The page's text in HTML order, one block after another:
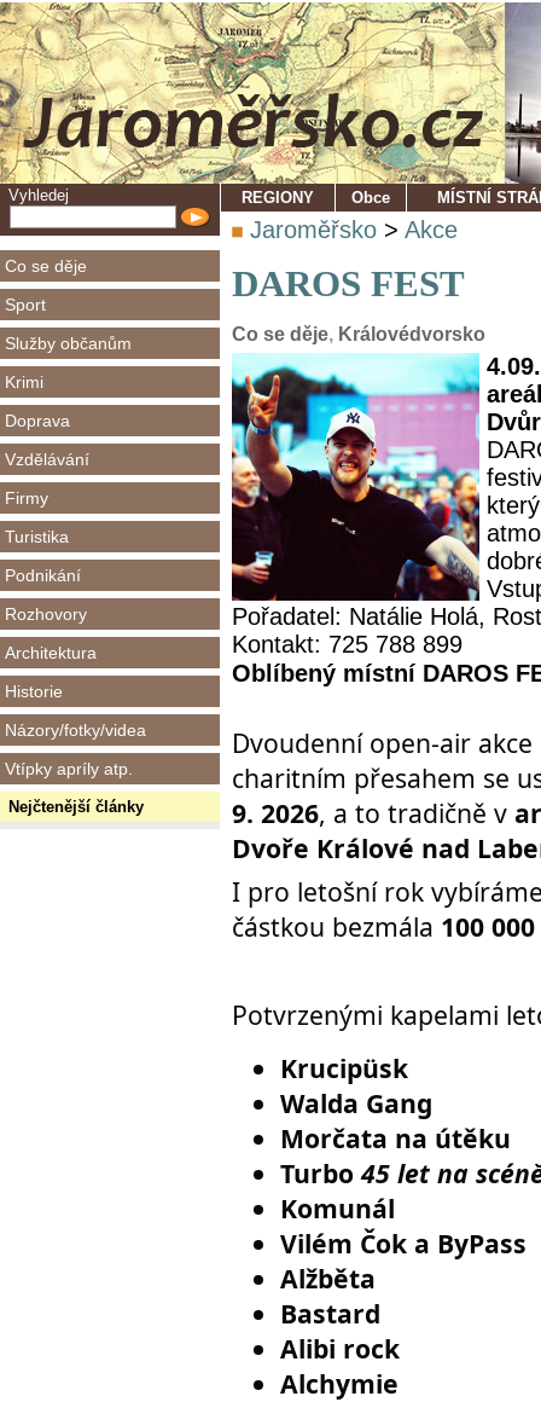
Vyhledej
Co se děje
Sport
Služby občanům
Krimi
Doprava
Vzdělávání
Firmy
Turistika
Podnikání
Rozhovory
Architektura
Historie
Názory/fotky/videa
Vtípky apríly atp.
Nejčtenější články
REGIONY Obce MÍSTNÍ
Jaroměřsko > Akce
DAROS FEST
Co se děje, Královédvorsko
Pořadatel: Natálie Holá,
Kontakt: 725 788 899
Oblíbený místní DAROS
Dvoudenní open-air
charitním přesahem se
9. 2026, a to tradičně v
Dvoře Králové nad
I pro letošní rok
částkou bezmála 100
Potvrzenými kapelami
Krucipüsk
Walda Gang
Morčata na útěku
Turbo45 let na
Komunál
Vilém Čok a ByPass
Alžběta
Bastard
Alibi rock
Alchymie